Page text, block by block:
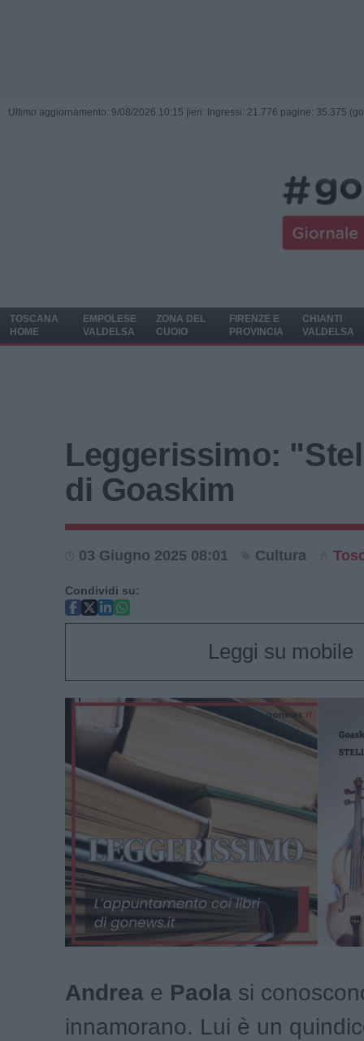
Ultimo aggiornamento: 9/08/2026 10:15 | ieri: Ingressi: 21.776 pagine: 35.375
TOSCANA
HOME
EMPOLESE
VALDELSA
ZONA DEL
CUOIO
FIRENZE E
PROVINCIA
CHIANTI
VALDELSA
Leggerissimo:
di Goaskim
03 Giugno 2025 08:01 Cultura
Condividi su:
Leggi su mobile
Andrea e Paola si
innamorano. Lui è un